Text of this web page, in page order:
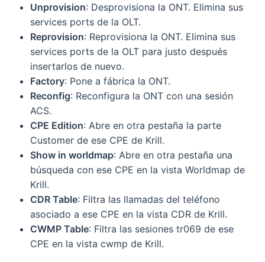
Unprovision: Desprovisiona la ONT. Elimina sus
services ports de la OLT.
Reprovision: Reprovisiona la ONT. Elimina sus
services ports de la OLT para justo después
insertarlos de nuevo.
Factory: Pone a fábrica la ONT.
Reconfig: Reconfigura la ONT con una sesión
ACS.
CPE Edition: Abre en otra pestaña la parte
Customer de ese CPE de Krill.
Show in worldmap: Abre en otra pestaña una
búsqueda con ese CPE en la vista Worldmap de
Krill.
CDR Table: Filtra las llamadas del teléfono
asociado a ese CPE en la vista CDR de Krill.
CWMP Table: Filtra las sesiones tr069 de ese
CPE en la vista cwmp de Krill.